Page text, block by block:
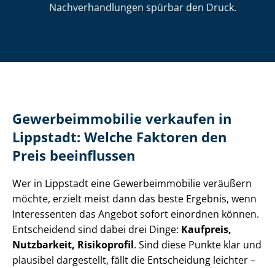
Nach­ver­hand­lun­gen spürbar den Druck.
Ge­wer­be­im­mo­bi­lie verkaufen in
Lippstadt: Welche Faktoren den
Preis beeinflussen
Wer in Lippstadt eine Ge­wer­be­im­mo­bi­lie veräußern
möchte, erzielt meist dann das beste Ergebnis, wenn
Interessenten das Angebot sofort einordnen können.
Entscheidend sind dabei drei Dinge: Kaufpreis,
Nutzbarkeit, Risikoprofil. Sind diese Punkte klar und
plausibel dargestellt, fällt die Entscheidung leichter –